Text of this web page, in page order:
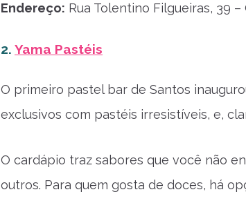
Endereço: Rua Tolentino Filgueiras, 39 –
2. Yama Pastéis
O primeiro pastel bar de Santos
exclusivos com pastéis irresistíveis, e,
O cardápio traz sabores que você não
outros. Para quem gosta de doces, há